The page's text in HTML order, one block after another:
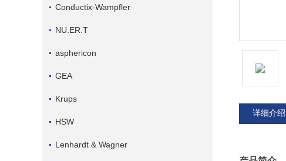
Conductix-Wampfler
NU.ER.T
asphericon
GEA
Krups
HSW
Lenhardt & Wagner
详细介绍